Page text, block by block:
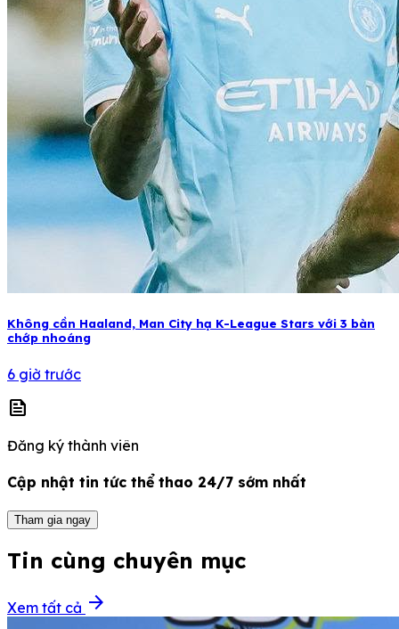
Không cần Haaland, Man City hạ K-League Stars với 3 bàn
chớp nhoáng
6 giờ trước
news
Đăng ký thành viên
Cập nhật tin tức thể thao 24/7 sớm nhất
Tham gia ngay
Tin cùng chuyên mục
Xem tất cả arrow_forward